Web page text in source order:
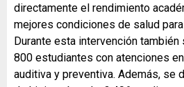
directamente el rendimiento
mejores condiciones de salud
Durante esta intervención
800 estudiantes con atenciones
auditiva y preventiva. Además, se